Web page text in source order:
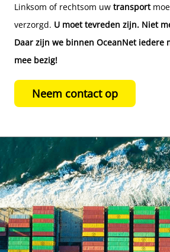
Linksom of rechtsom uw transport
verzorgd. U moet tevreden zijn. Niet
Daar zijn we binnen OceanNet iedere
mee bezig!
Neem contact op